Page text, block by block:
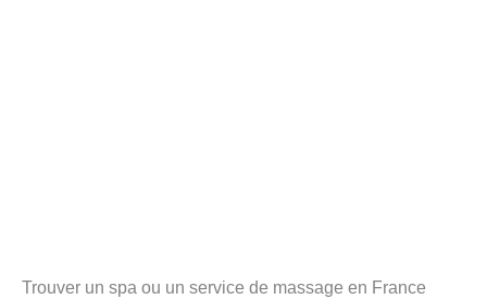
Trouver un spa ou un service de massage en France